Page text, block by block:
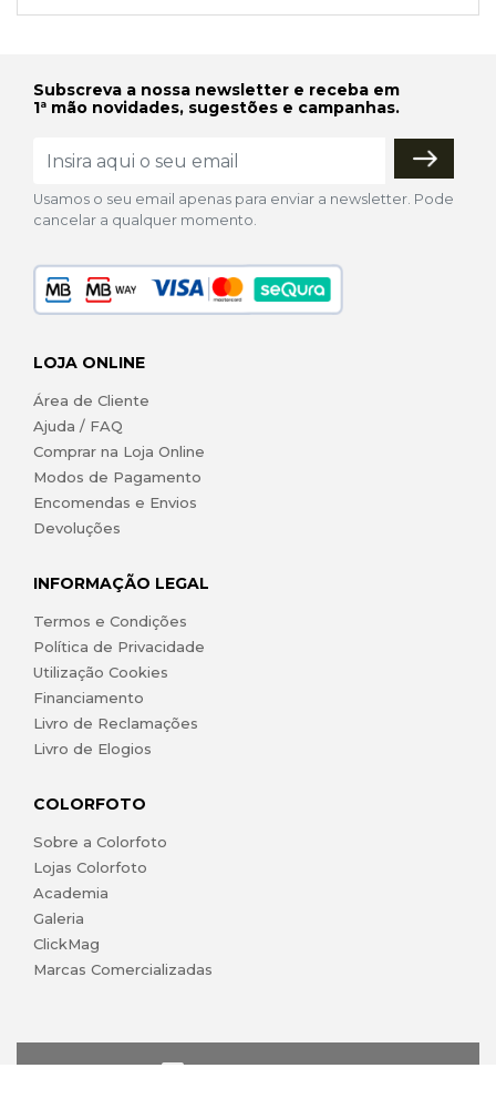
Subscreva a nossa newsletter e receba em
1ª mão novidades, sugestões e campanhas.
Usamos o seu email apenas para enviar a newsletter. Pode
cancelar a qualquer momento.
LOJA ONLINE
Área de Cliente
Ajuda / FAQ
Comprar na Loja Online
Modos de Pagamento
Encomendas e Envios
Devoluções
INFORMAÇÃO LEGAL
Termos e Condições
Política de Privacidade
Utilização Cookies
Financiamento
Livro de Reclamações
Livro de Elogios
COLORFOTO
Sobre a Colorfoto
Lojas Colorfoto
Academia
Galeria
ClickMag
Marcas Comercializadas
lojaonline@colorfoto.pt